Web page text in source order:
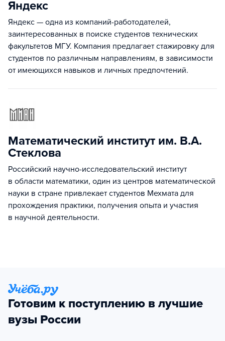
Яндекс
Яндекс — одна из компаний-работодателей,
заинтересованных в поиске студентов технических
факультетов МГУ. Компания предлагает стажировку для
студентов по различным направлениям, в зависимости
от имеющихся навыков и личных предпочтений.
Математический институт им. В.А.
Стеклова
Российский научно-исследовательский институт
в области математики, один из центров математической
науки в стране привлекает студентов Мехмата для
прохождения практики, получения опыта и участия
в научной деятельности.
Готовим к поступлению в лучшие
вузы России